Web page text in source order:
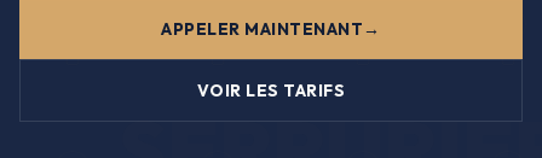
APPELER MAINTENANT
VOIR LES TARIFS